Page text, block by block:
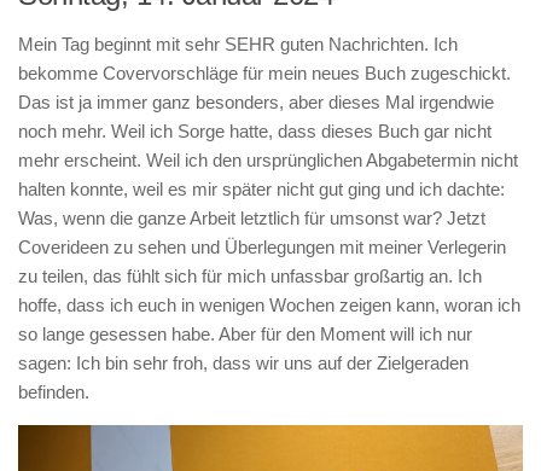
Mein Tag beginnt mit sehr SEHR guten Nachrichten. Ich
bekomme Covervorschläge für mein neues Buch zugeschickt.
Das ist ja immer ganz besonders, aber dieses Mal irgendwie
noch mehr. Weil ich Sorge hatte, dass dieses Buch gar nicht
mehr erscheint. Weil ich den ursprünglichen Abgabetermin nicht
halten konnte, weil es mir später nicht gut ging und ich dachte:
Was, wenn die ganze Arbeit letztlich für umsonst war? Jetzt
Coverideen zu sehen und Überlegungen mit meiner Verlegerin
zu teilen, das fühlt sich für mich unfassbar großartig an. Ich
hoffe, dass ich euch in wenigen Wochen zeigen kann, woran ich
so lange gesessen habe. Aber für den Moment will ich nur
sagen: Ich bin sehr froh, dass wir uns auf der Zielgeraden
befinden.